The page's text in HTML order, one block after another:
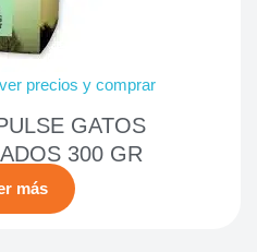
precios y comprar
GATOS
300 GR
más